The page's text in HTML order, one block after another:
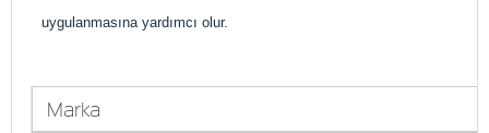
uygulanmasına yardımcı olur.
Marka